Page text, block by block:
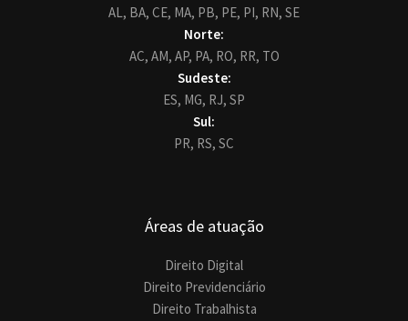
AL, BA, CE, MA, PB, PE, PI, RN, SE
Norte:
AC, AM, AP, PA, RO, RR, TO
Sudeste:
ES, MG, RJ, SP
Sul:
PR, RS, SC
Áreas de atuação
Direito Digital
Direito Previdenciário
Direito Trabalhista